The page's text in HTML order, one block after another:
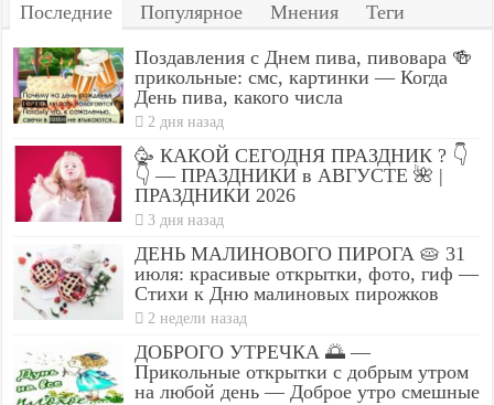
Последние Популярное Мнения Теги
Поздавления с Днем пива, пивовара 🍻
прикольные: смс, картинки — Когда
День пива, какого числа
2 дня назад
🥳 КАКОЙ СЕГОДНЯ ПРАЗДНИК ? 👇
👇 — ПРАЗДНИКИ в АВГУСТЕ 🌺 |
ПРАЗДНИКИ 2026
3 дня назад
ДЕНЬ МАЛИНОВОГО ПИРОГА 🥧 31
июля: красивые открытки, фото, гиф —
Стихи к Дню малиновых пирожков
2 недели назад
ДОБРОГО УТРЕЧКА 🌅 —
Прикольные открытки с добрым утром
на любой день — Доброе утро смешные